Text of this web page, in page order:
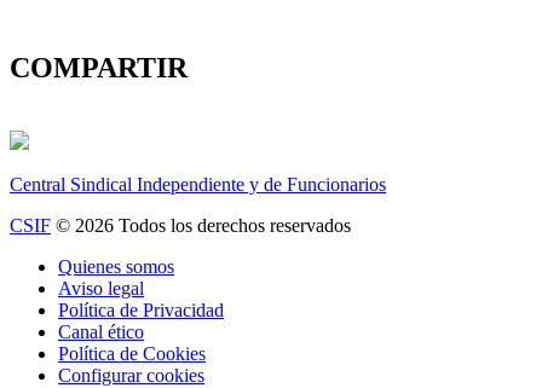
COMPARTIR
Central Sindical Independiente y de Funcionarios
CSIF © 2026 Todos los derechos reservados
Quienes somos
Aviso legal
Política de Privacidad
Canal ético
Política de Cookies
Configurar cookies